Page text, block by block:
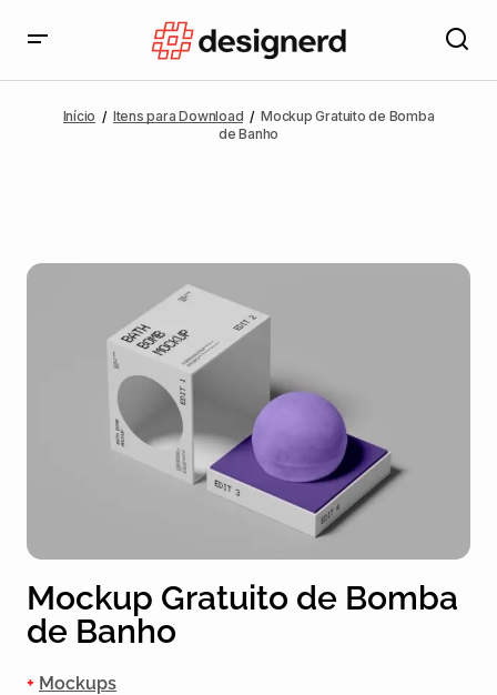
Início Itens para Download
Mockup Gratuito de Bomba
de Banho
Mockup Gratuito de Bomba
de Banho
+ Mockups